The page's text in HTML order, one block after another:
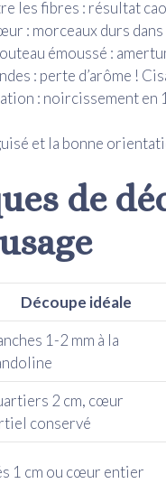
les fibres : résultat
: morceaux durs dans
émoussé :
: perte d’arôme !
: noircissement en
et la bonne
de
Découpe idéale
1-2 mm à la
2 cm, cœur
conservé
1 cm ou cœur entier